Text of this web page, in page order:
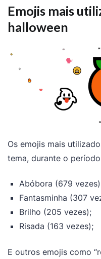
Emojis mais
halloween
Os emojis mais
tema, durante o
Abóbora (679
Fantasminha (307
Brilho (205 vezes);
Risada (163 vezes);
E outros emojis como